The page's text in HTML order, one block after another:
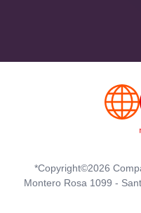
*Copyright©2026
Montero Rosa 1099 -